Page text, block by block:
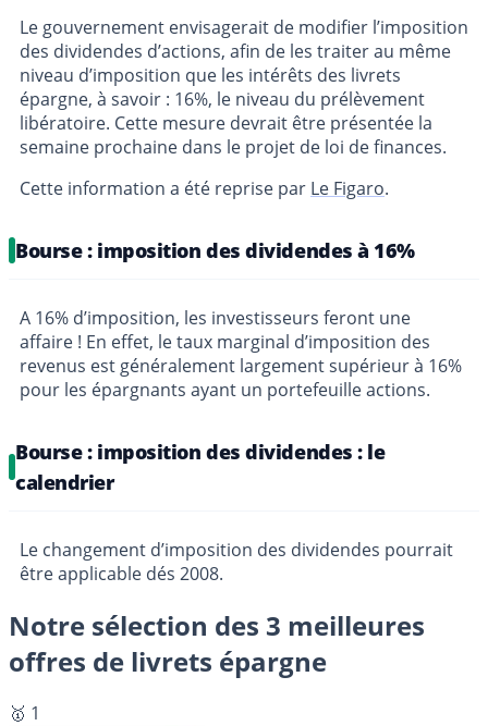
Le gouvernement envisagerait de modifier l’imposition
des dividendes d’actions, afin de les traiter au même
niveau d’imposition que les intérêts des livrets
épargne, à savoir : 16%, le niveau du prélèvement
libératoire. Cette mesure devrait être présentée la
semaine prochaine dans le projet de loi de finances.
Cette information a été reprise par Le Figaro.
Bourse : imposition des dividendes à 16%
A 16% d’imposition, les investisseurs feront une
affaire ! En effet, le taux marginal d’imposition des
revenus est généralement largement supérieur à 16%
pour les épargnants ayant un portefeuille actions.
Bourse : imposition des dividendes : le
calendrier
Le changement d’imposition des dividendes pourrait
être applicable dés 2008.
Notre sélection des 3 meilleures
offres de livrets épargne
🥇 1